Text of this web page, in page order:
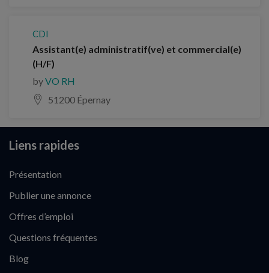
CDI
Assistant(e) administratif(ve) et commercial(e)
(H/F)
byVO RH
51200 Épernay
Liens rapides
Présentation
Publier une annonce
Offres d’emploi
Questions fréquentes
Blog